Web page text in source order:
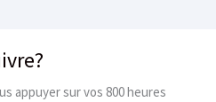
appuyer sur vos 800 heures